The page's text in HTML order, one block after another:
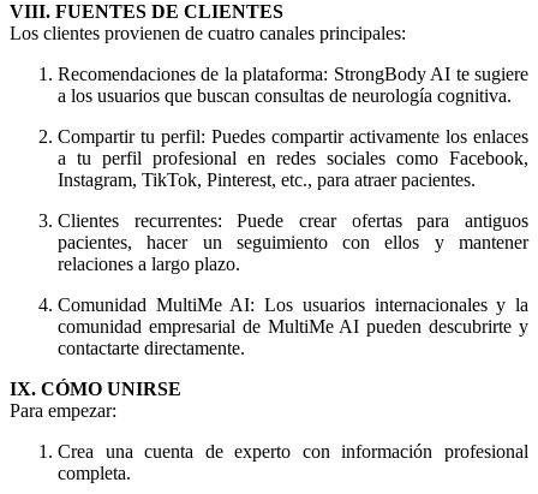
VIII. FUENTES DE CLIENTES
Los clientes provienen de cuatro canales principales:
Recomendaciones de la plataforma: StrongBody AI te sugiere
a los usuarios que buscan consultas de neurología cognitiva.
Compartir tu perfil: Puedes compartir activamente los enlaces
a tu perfil profesional en redes sociales como Facebook,
Instagram, TikTok, Pinterest, etc., para atraer pacientes.
Clientes recurrentes: Puede crear ofertas para antiguos
pacientes, hacer un seguimiento con ellos y mantener
relaciones a largo plazo.
Comunidad MultiMe AI: Los usuarios internacionales y la
comunidad empresarial de MultiMe AI pueden descubrirte y
contactarte directamente.
IX. CÓMO UNIRSE
Para empezar:
Crea una cuenta de experto con información profesional
completa.